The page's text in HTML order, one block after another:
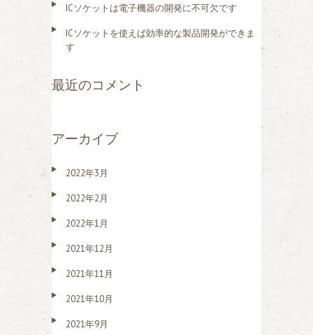
ICソケットは電子機器の開発に不可欠です
ICソケットを使えば効率的な製品開発ができま
す
最近のコメント
アーカイブ
2022年3月
2022年2月
2022年1月
2021年12月
2021年11月
2021年10月
2021年9月